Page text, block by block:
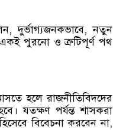
দুর্ভাগ্যজনকভাবে, নতুন
একই পুরনো ও ত্রুটিপূর্ণ পথ
হলে রাজনীতিবিদদের
যতক্ষণ পর্যন্ত শাসকরা
বিবেচনা করবেন না,